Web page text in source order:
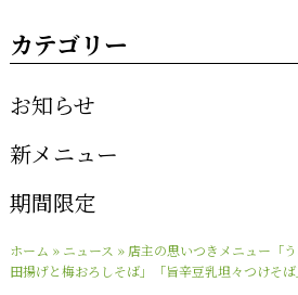
カテゴリー
お知らせ
新メニュー
期間限定
ホーム » ニュース » 店主の思いつきメニュー「
田揚げと梅おろしそば」「旨辛豆乳坦々つけそば